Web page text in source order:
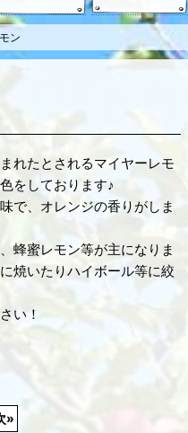
ン
れたとされるマイヤーレモ
をしております♪
で、オレンジの香りがしま
蜂蜜レモン等が主になりま
焼いたりハイボール等に絞
い！
»